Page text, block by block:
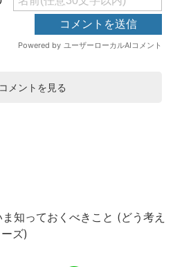
メントを見る
知っておくべきこと (どう考え
ズ)